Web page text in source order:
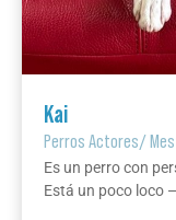
Kai
Perros Actores/
Es un perro con
Está un poco loco